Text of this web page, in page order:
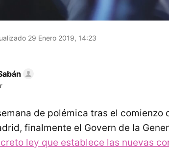
29 Enero 2019, 14:23
de polémica tras el comienzo
finalmente el Govern de la
ley que establece las nuevas